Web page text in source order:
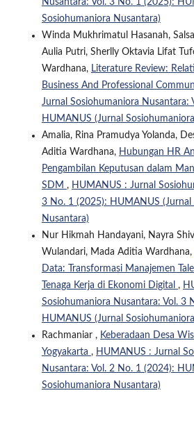
Nusantara: Vol. 3 No. 1 (2025):
Sosiohumaniora Nusantara)
Winda Mukhrimatul Hasanah,
Aulia Putri, Sherlly Oktavia Lifat
Wardhana, Literature Review:
Business And Professional
Jurnal Sosiohumaniora Nusantara:
HUMANUS (Jurnal
Amalia, Rina Pramudya Yolanda,
Aditia Wardhana, Hubungan HR
Pengambilan Keputusan dalam
SDM , HUMANUS : Jurnal
3 No. 1 (2025): HUMANUS (Jurnal
Nusantara)
Nur Hikmah Handayani, Nayra
Wulandari, Mada Aditia Wardhana,
Data: Transformasi Manajemen
Tenaga Kerja di Ekonomi Digital ,
Sosiohumaniora Nusantara: Vol. 3
HUMANUS (Jurnal
Rachmaniar , Keberadaan Desa
Yogyakarta , HUMANUS : Jurnal
Nusantara: Vol. 2 No. 1 (2024):
Sosiohumaniora Nusantara)